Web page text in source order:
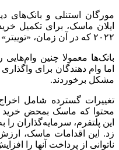
مورگان استنلی و بانک‌های
۲۰۲۲ که در آن زمان، «توییتر» نام داشت، پول وام دادند.
بانک‌ها معمولا چنین
اما وام دهندگان برای
مشکل برخوردند.
تغییرات گسترده شامل
محتوا که ماسک بمحض خرید
این پلتفرم، سرمایه‌گذاران
زد. این اقدامات ماسک،
ناتوانی از پرداخت آنها را